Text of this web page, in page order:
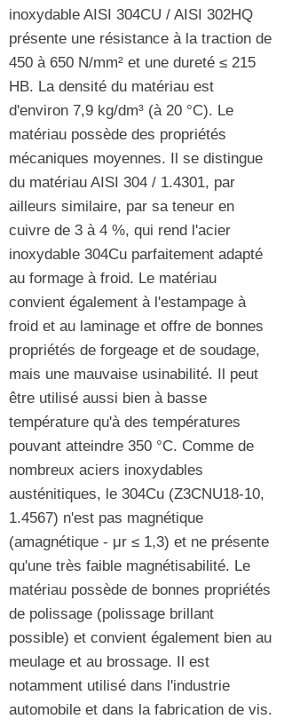
inoxydable AISI 304CU / AISI 302HQ
présente une résistance à la traction de
450 à 650 N/mm² et une dureté ≤ 215
HB. La densité du matériau est
d'environ 7,9 kg/dm³ (à 20 °C). Le
matériau possède des propriétés
mécaniques moyennes. Il se distingue
du matériau AISI 304 / 1.4301, par
ailleurs similaire, par sa teneur en
cuivre de 3 à 4 %, qui rend l'acier
inoxydable 304Cu parfaitement adapté
au formage à froid. Le matériau
convient également à l'estampage à
froid et au laminage et offre de bonnes
propriétés de forgeage et de soudage,
mais une mauvaise usinabilité. Il peut
être utilisé aussi bien à basse
température qu'à des températures
pouvant atteindre 350 °C. Comme de
nombreux aciers inoxydables
austénitiques, le 304Cu (Z3CNU18-10,
1.4567) n'est pas magnétique
(amagnétique - μr ≤ 1,3) et ne présente
qu'une très faible magnétisabilité. Le
matériau possède de bonnes propriétés
de polissage (polissage brillant
possible) et convient également bien au
meulage et au brossage. Il est
notamment utilisé dans l'industrie
automobile et dans la fabrication de vis.